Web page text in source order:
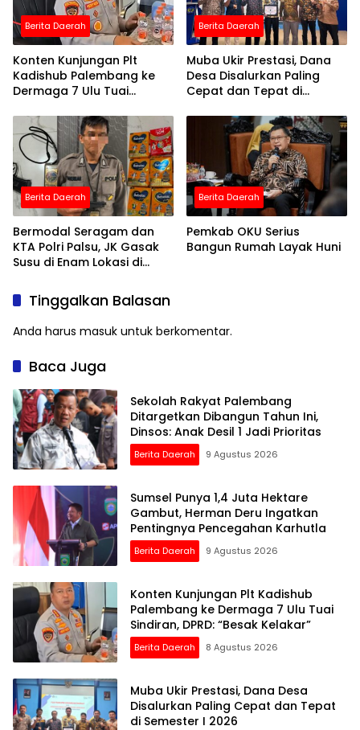
Berita Daerah
Konten Kunjungan Plt
Kadishub Palembang ke
Dermaga 7 Ulu Tuai
Kelakar”
Berita Daerah
Muba Ukir Prestasi, Dana
Desa Disalurkan Paling
Cepat dan Tepat di
Berita Daerah
Bermodal Seragam dan
KTA Polri Palsu, JK Gasak
Susu di Enam Lokasi di
Berita Daerah
Pemkab OKU Serius
Bangun Rumah Layak Huni
Tinggalkan Balasan
Anda harus masuk untuk berkomentar.
Baca Juga
Sekolah Rakyat Palembang
Ditargetkan Dibangun Tahun Ini,
Dinsos: Anak Desil 1 Jadi Prioritas
Berita Daerah 9 Agustus 2026
Sumsel Punya 1,4 Juta Hektare
Gambut, Herman Deru Ingatkan
Pentingnya Pencegahan Karhutla
Berita Daerah 9 Agustus 2026
Konten Kunjungan Plt Kadishub
Palembang ke Dermaga 7 Ulu Tuai
Sindiran, DPRD: “Besak Kelakar”
Berita Daerah 8 Agustus 2026
Muba Ukir Prestasi, Dana Desa
Disalurkan Paling Cepat dan Tepat
di Semester I 2026